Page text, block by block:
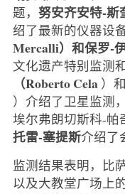
题， 努安齐安特-斯
绍了最新的仪器设备
Mercalli）和保罗-
文化遗产特别监测
（Roberto Cela ）和
）介绍了卫星监测
埃尔弗朗切斯科-帕
托雷-塞提斯介绍了
监测结果表明，比
以及大教堂广场上